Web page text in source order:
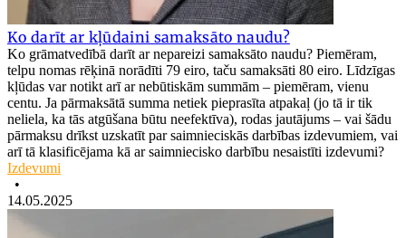
Ko darīt ar kļūdaini samaksāto naudu?
Ko grāmatvedībā darīt ar nepareizi samaksāto naudu? Piemēram,
telpu nomas rēķinā norādīti 79 eiro, taču samaksāti 80 eiro. Līdzīgas
kļūdas var notikt arī ar nebūtiskām summām – piemēram, vienu
centu. Ja pārmaksātā summa netiek pieprasīta atpakaļ (jo tā ir tik
neliela, ka tās atgūšana būtu neefektīva), rodas jautājums – vai šādu
pārmaksu drīkst uzskatīt par saimnieciskās darbības izdevumiem, vai
arī tā klasificējama kā ar saimniecisko darbību nesaistīti izdevumi?
Izdevumi
•
14.05.2025